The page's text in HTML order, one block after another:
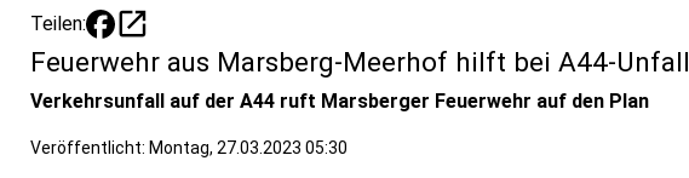
Teilen: open_in_new
Feuerwehr aus Marsberg-Meerhof hilft bei A44-Unfall
Verkehrsunfall auf der A44 ruft Marsberger Feuerwehr auf den Plan
Veröffentlicht: Montag, 27.03.2023 05:30